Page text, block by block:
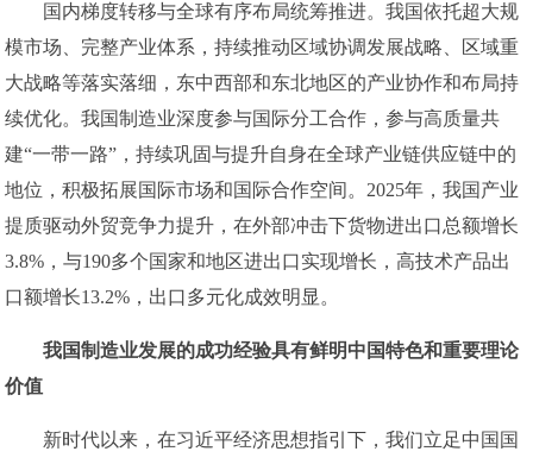
国内梯度转移与全球有序布局统筹推进。我国依托超大规
模市场、完整产业体系，持续推动区域协调发展战略、区域重
大战略等落实落细，东中西部和东北地区的产业协作和布局持
续优化。我国制造业深度参与国际分工合作，参与高质量共
建“一带一路”，持续巩固与提升自身在全球产业链供应链中的
地位，积极拓展国际市场和国际合作空间。2025年，我国产业
提质驱动外贸竞争力提升，在外部冲击下货物进出口总额增长
3.8%，与190多个国家和地区进出口实现增长，高技术产品出
口额增长13.2%，出口多元化成效明显。
我国制造业发展的成功经验具有鲜明中国特色和重要理论
价值
新时代以来，在习近平经济思想指引下，我们立足中国国